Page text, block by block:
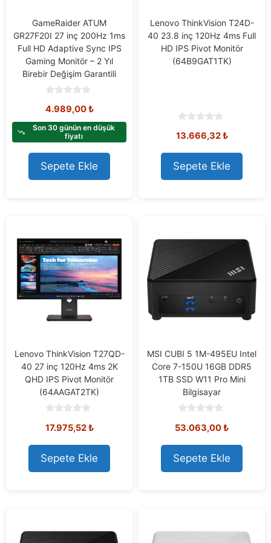
GameRaider ATUM
GR27F20I 27 inç 200Hz 1ms
Full HD Adaptive Sync IPS
Gaming Monitör – 2 Yıl
Birebir Değişim Garantili
o
t
f
5
4.989,00₺
Son 30 günün en düşük
fiyatı
Sepete Ekle
Lenovo ThinkVision T24D-
40 23.8 inç 120Hz 4ms Full
HD IPS Pivot Monitör
(64B9GAT1TK)
o
t
o
f
5
13.666,32₺
Sepete Ekle
Lenovo ThinkVision T27QD-
40 27 inç 120Hz 4ms 2K
QHD IPS Pivot Monitör
(64AAGAT2TK)
o
t
o
f
5
17.975,52₺
Sepete Ekle
MSI CUBI 5 1M-495EU Intel
Core 7-150U 16GB DDR5
1TB SSD W11 Pro Mini
Bilgisayar
o
t
o
f
5
53.063,00₺
Sepete Ekle